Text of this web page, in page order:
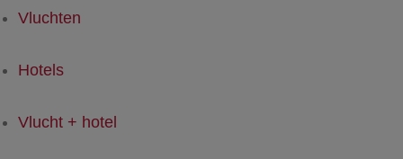
Vluchten
Hotels
Vlucht + hotel